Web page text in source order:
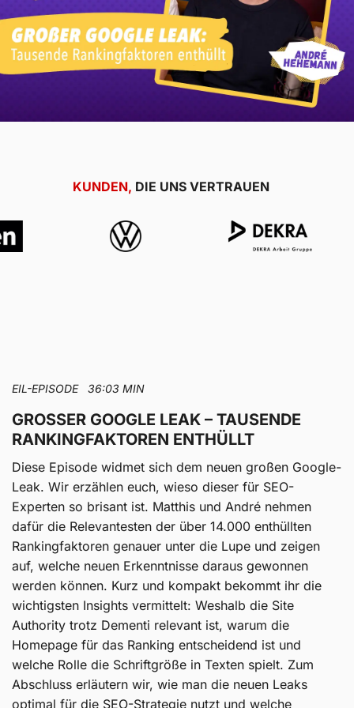
KUNDEN, DIE UNS VERTRAUEN
EIL-EPISODE 36:03 MIN
GROSSER GOOGLE LEAK – TAUSENDE R
ANKINGFAKTOREN ENTHÜLLT
Diese Episode widmet sich dem neuen großen Google-
Leak. Wir erzählen euch, wieso dieser für SEO-
Experten so brisant ist. Matthis und André nehmen
dafür die Relevantesten der über 14.000 enthüllten
Rankingfaktoren genauer unter die Lupe und zeigen
auf, welche neuen Erkenntnisse daraus gewonnen
werden können. Kurz und kompakt bekommt ihr die
wichtigsten Insights vermittelt: Weshalb die Site
Authority trotz Dementi relevant ist, warum die
Homepage für das Ranking entscheidend ist und
welche Rolle die Schriftgröße in Texten spielt. Zum
Abschluss erläutern wir, wie man die neuen Leaks
optimal für die SEO-Strategie nutzt und welche